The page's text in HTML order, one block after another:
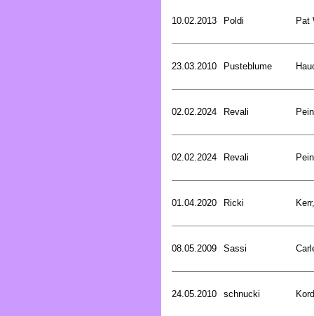
10.02.2013 Poldi Pat
23.03.2010 Pusteblume
02.02.2024 Revali
02.02.2024 Revali
01.04.2020 Ricki
08.05.2009 Sassi
24.05.2010 schnucki